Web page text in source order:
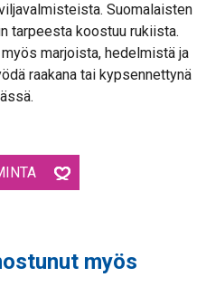
Suomalaisten
tarpeesta koostuu rukiista.
marjoista, hedelmistä ja
raakana tai kypsennettynä
myös